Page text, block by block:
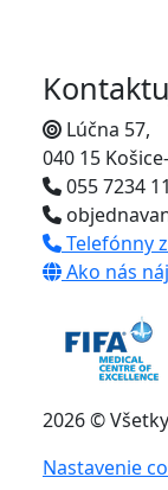
Lúčna 57,
040 15
055 7234
Telefónny
Ako nás
2026 ©
Nastavenie